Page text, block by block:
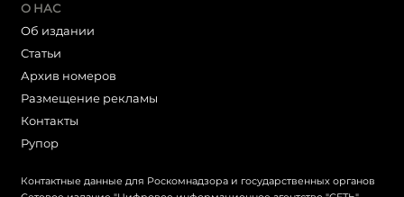
О НАС
Об издании
Статьи
Архив номеров
Размещение рекламы
Контакты
Рупор
Контактные данные для Роскомнадзора и государственных органов